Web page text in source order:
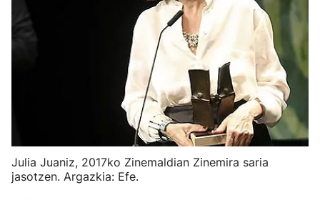
Julia Juaniz, 2017ko Zinemaldian Zinemira saria
jasotzen. Argazkia: Efe.